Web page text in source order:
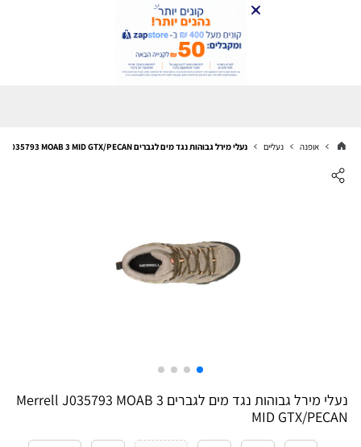
אופנה נעליים נעלי מירל גבוהות נגד מים לגברים Merrell J035793 MOAB 3 MID GTX/PECAN
נעלי מירל גבוהות נגד מים לגברים Merrell J035793 MOAB 3
MID GTX/PECAN